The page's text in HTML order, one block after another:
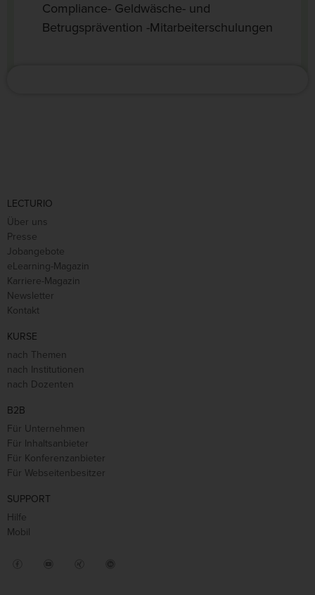
Compliance- Geldwäsche- und
Betrugsprävention -Mitarbeiterschulungen
LECTURIO
Über uns
Presse
Jobangebote
eLearning-Magazin
Karriere-Magazin
Newsletter
Kontakt
KURSE
nach Themen
nach Institutionen
nach Dozenten
B2B
Für Unternehmen
Für Inhaltsanbieter
Für Konferenzanbieter
Für Webseitenbesitzer
SUPPORT
Hilfe
Mobil